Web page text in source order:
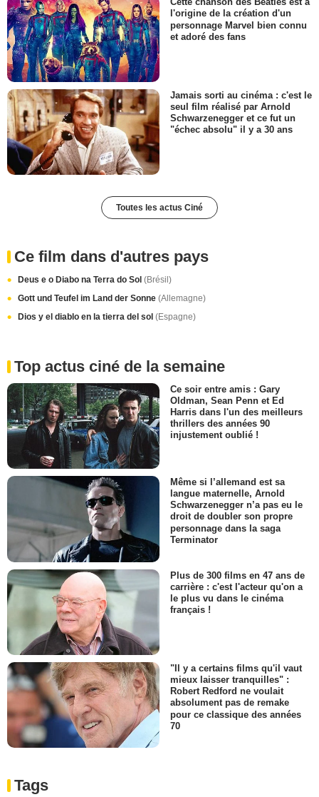
l'origine de la création d'un
personnage Marvel bien connu
et adoré des fans
Jamais sorti au cinéma : c'est le
seul film réalisé par Arnold
Schwarzenegger et ce fut un
"échec absolu" il y a 30 ans
Toutes les actus Ciné
Ce film dans d'autres pays
Deus e o Diabo na Terra do Sol (Brésil)
Gott und Teufel im Land der Sonne (Allemagne)
Dios y el diablo en la tierra del sol (Espagne)
Top actus ciné de la semaine
Ce soir entre amis : Gary
Oldman, Sean Penn et Ed
Harris dans l'un des meilleurs
thrillers des années 90
injustement oublié !
Même si l’allemand est sa
langue maternelle, Arnold
Schwarzenegger n’a pas eu le
droit de doubler son propre
personnage dans la saga
Terminator
Plus de 300 films en 47 ans de
carrière : c'est l'acteur qu'on a
le plus vu dans le cinéma
français !
"Il y a certains films qu'il vaut
mieux laisser tranquilles" :
Robert Redford ne voulait
absolument pas de remake
pour ce classique des années
70
Tags